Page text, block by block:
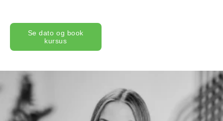
Se dato og book
kursus